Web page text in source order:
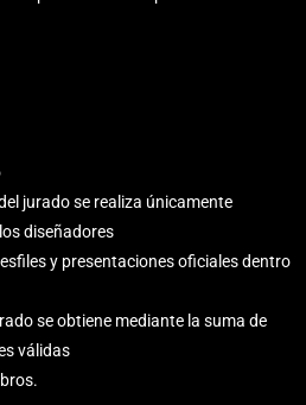
jurado se realiza únicamente
diseñadores
y presentaciones oficiales dentro
se obtiene mediante la suma de
válidas